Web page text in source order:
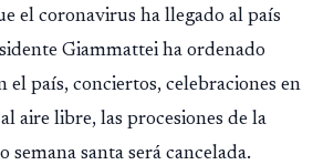
el coronavirus ha llegado al país
Giammattei ha ordenado
el país, conciertos, celebraciones en
aire libre, las procesiones de la
semana santa será cancelada.